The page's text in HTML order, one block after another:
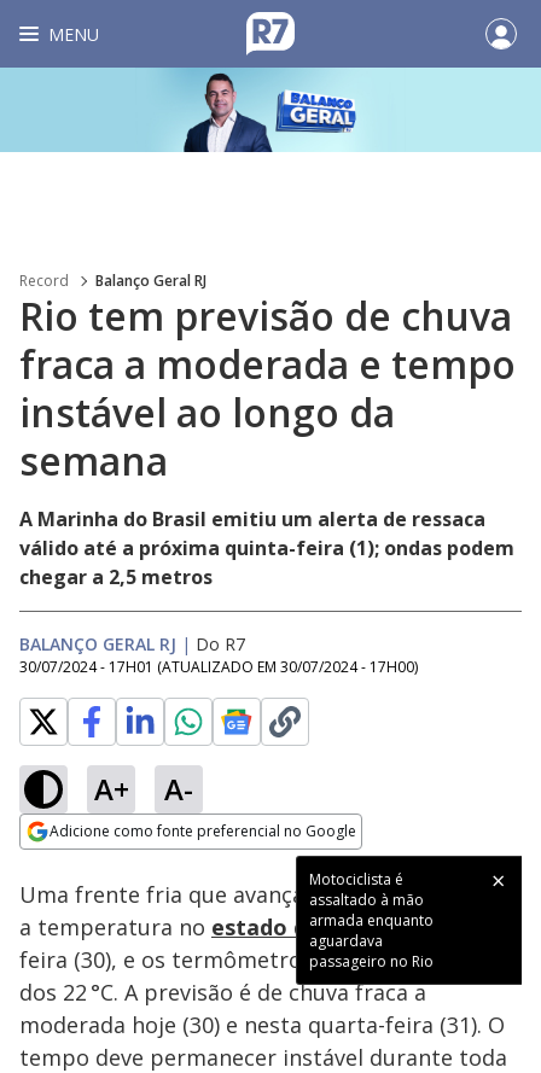
MENU
Record Balanço Geral RJ
Rio tem previsão de chuva
fraca a moderada e tempo
instável ao longo da
semana
A Marinha do Brasil emitiu um alerta de ressaca
válido até a próxima quinta-feira (1); ondas podem
chegar a 2,5 metros
BALANÇO GERAL RJ | Do R7
30/07/2024 - 17H01 (ATUALIZADO EM 30/07/2024 - 17H00)
A+ A-
Adicione como fonte preferencial no Google
Motociclista é
assaltado à mão
armada enquanto
aguardava
passageiro no Rio
Ativar
Loaded
60.31%
Uma frente fria que avança pelo oceano reduziu
a temperatura no estado do Rio nesta terça-
feira (30), e os termômetros não devem passar
dos 22 °C. A previsão é de chuva fraca a
moderada hoje (30) e nesta quarta-feira (31). O
tempo deve permanecer instável durante toda